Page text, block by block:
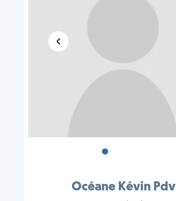
•
Océane Kévin Pdv